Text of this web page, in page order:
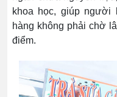
khoa học, giúp người
hàng không phải chờ
điểm.